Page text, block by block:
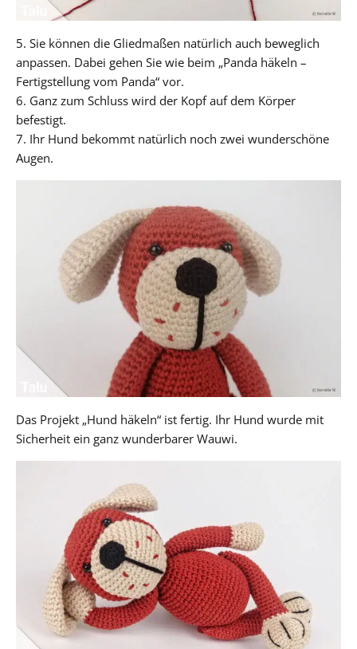
5. Sie können die Gliedmaßen natürlich auch beweglich
anpassen. Dabei gehen Sie wie beim „Panda häkeln –
Fertigstellung vom Panda“ vor.
6. Ganz zum Schluss wird der Kopf auf dem Körper
befestigt.
7. Ihr Hund bekommt natürlich noch zwei wunderschöne
Augen.
Das Projekt „Hund häkeln“ ist fertig. Ihr Hund wurde mit
Sicherheit ein ganz wunderbarer Wauwi.